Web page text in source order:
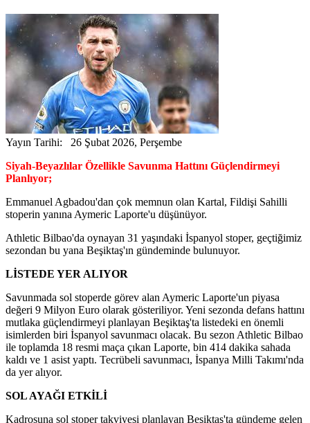
Yayın Tarihi: 26 Şubat 2026, Perşembe
Siyah-Beyazlılar Özellikle Savunma Hattını Güçlendirmeyi
Planlıyor;
Emmanuel Agbadou'dan çok memnun olan Kartal, Fildişi Sahilli
stoperin yanına Aymeric Laporte'u düşünüyor.
Athletic Bilbao'da oynayan 31 yaşındaki İspanyol stoper, geçtiğimiz
sezondan bu yana Beşiktaş'ın gündeminde bulunuyor.
LİSTEDE YER ALIYOR
Savunmada sol stoperde görev alan Aymeric Laporte'un piyasa
değeri 9 Milyon Euro olarak gösteriliyor. Yeni sezonda defans hattını
mutlaka güçlendirmeyi planlayan Beşiktaş'ta listedeki en önemli
isimlerden biri İspanyol savunmacı olacak. Bu sezon Athletic Bilbao
ile toplamda 18 resmi maça çıkan Laporte, bin 414 dakika sahada
kaldı ve 1 asist yaptı. Tecrübeli savunmacı, İspanya Milli Takımı'nda
da yer alıyor.
SOL AYAĞI ETKİLİ
Kadrosuna sol stoper takviyesi planlayan Beşiktaş'ta gündeme gelen